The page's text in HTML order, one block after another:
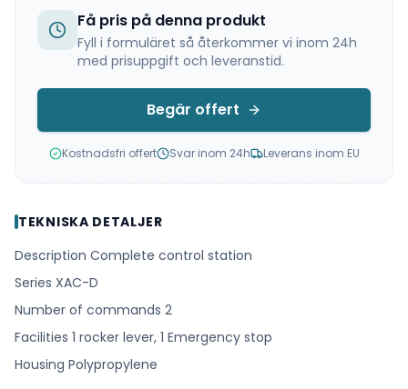
Få pris på denna produkt
Fyll i formuläret så återkommer vi inom 24h
med prisuppgift och leveranstid.
Begär offert
Kostnadsfri offert Svar inom 24h Leverans inom EU
TEKNISKA DETALJER
Description Complete control station
Series XAC-D
Number of commands 2
Facilities 1 rocker lever, 1 Emergency stop
Housing Polypropylene